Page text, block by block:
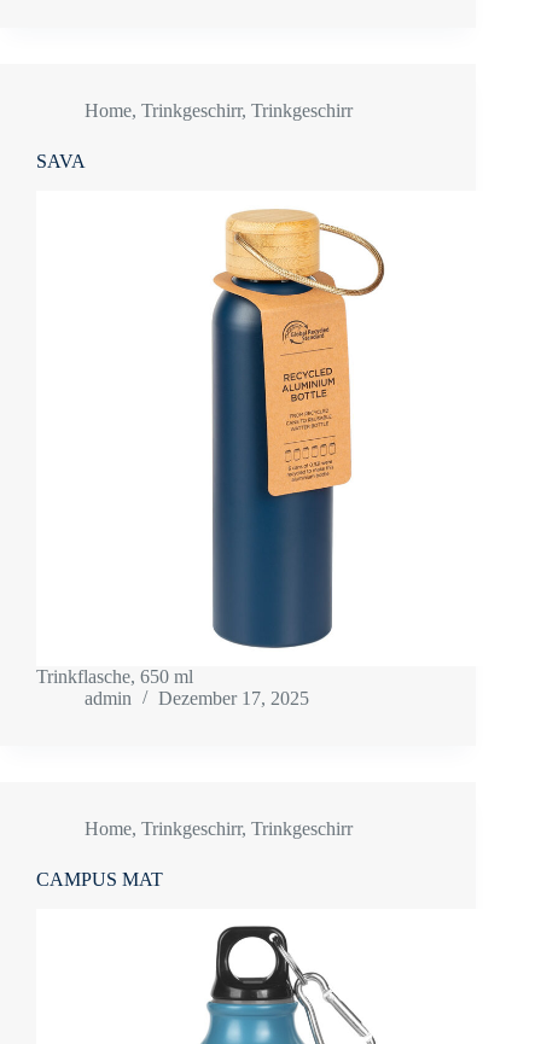
Home, Trinkgeschirr, Trinkgeschirr
SAVA
Trinkflasche, 650 ml
admin
Dezember 17, 2025
Home, Trinkgeschirr, Trinkgeschirr
CAMPUS MAT